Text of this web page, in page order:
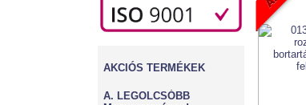
AKCIÓS TERMÉKEK
A. LEGOLCSÓBB